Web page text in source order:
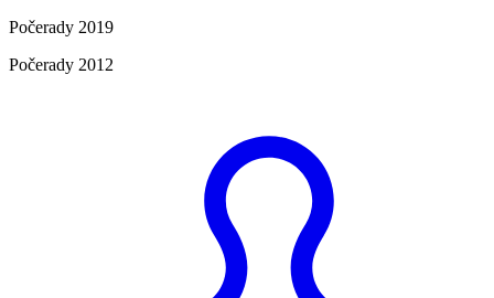
Počerady 2019
Počerady 2012